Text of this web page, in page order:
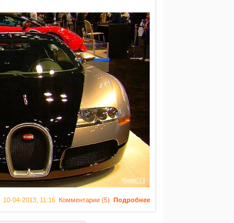
10-04-2013, 11:16 Комментарии (5) Подробнее